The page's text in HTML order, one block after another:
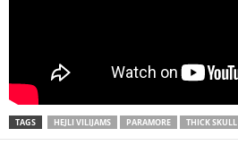
TAGS HEJLI VILIJAMS PARAMORE THICK SKULL